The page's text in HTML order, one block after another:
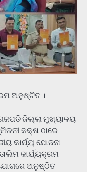
ଅନୁଷ୍ଟିତ ।
ଜିଲ୍ଲା ମୁଖ୍ୟାଳୟ
କକ୍ଷ ଠାରେ
କାର୍ଯ୍ୟ ଯୋଜନା
କାର୍ଯ୍ୟକ୍ରମ
ଅନୁଷ୍ଠିତ